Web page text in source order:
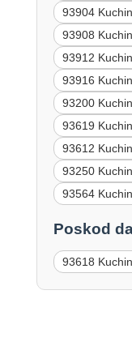
93904
93908
93912
93916
93200
93619
93612
93250
93564
Poskod
93618